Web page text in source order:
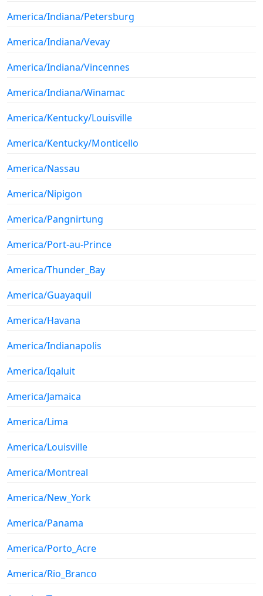
America/Indiana/Petersburg
America/Indiana/Vevay
America/Indiana/Vincennes
America/Indiana/Winamac
America/Kentucky/Louisville
America/Kentucky/Monticello
America/Nassau
America/Nipigon
America/Pangnirtung
America/Port-au-Prince
America/Thunder_Bay
America/Guayaquil
America/Havana
America/Indianapolis
America/Iqaluit
America/Jamaica
America/Lima
America/Louisville
America/Montreal
America/New_York
America/Panama
America/Porto_Acre
America/Rio_Branco